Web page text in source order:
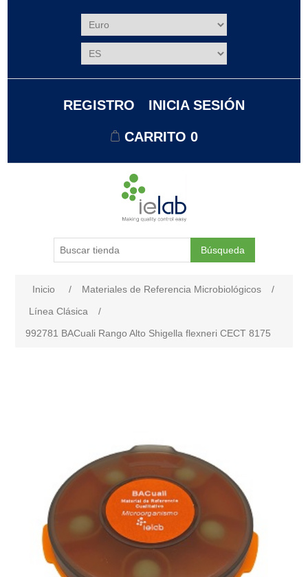
REGISTRO INICIA SESIÓN
CARRITO 0
Búsqueda
Inicio / Materiales de Referencia Microbiológicos
/
Línea Clásica
/
992781 BACuali Rango Alto Shigella flexneri CECT 8175